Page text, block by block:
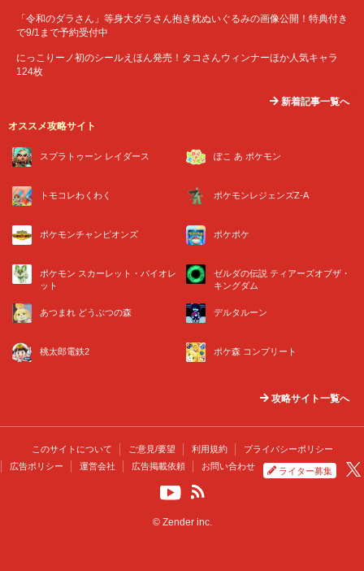
「令和のダラさん」等身大ダラさん抱き枕ぬいぐるみの画像公開！特典付き
で9/1まで予約受付中
にっこりーノ初のシールえほん発売！タコさんウィンナーほか人気キャラ
124枚
新着記事一覧へ
オススメ攻略サイト
スプラトゥーン レイダース ぽこ あ ポケモン
トモコレわくわく ポケモンレジェンズZ-A
ポケモンチャンピオンズ ポケポケ
ポケモン スカーレット・バイオレ
ット
ゼルダの伝説 ティアーズオブザ・
キングダム
あつまれ どうぶつの森 デルタルーン
桃太郎電鉄2 ポケ森 コンプリート
攻略サイト一覧へ
このサイトについて ご意見/要望 利用規約
プライバシーポリシー
広告ポリシー
運営会社 広告掲載依頼 お問い合わせ ライター募集
© Zender inc.